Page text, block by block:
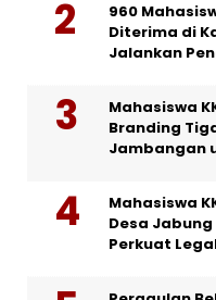
960
Diterima di
Jalankan
Mahasiswa
Branding
Jambangan
Mahasiswa
Desa
Perkuat